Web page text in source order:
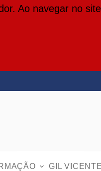
Ao navegar no
GIL